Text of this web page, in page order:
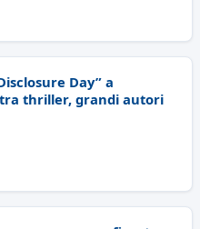
Day” a
thriller, grandi autori